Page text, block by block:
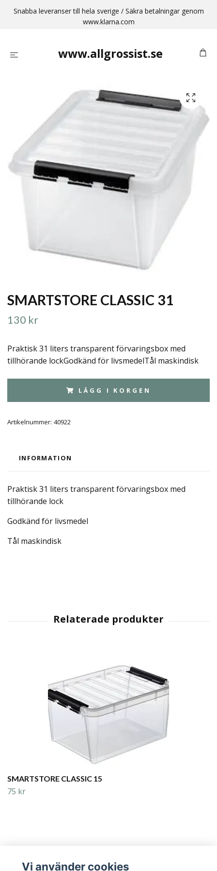
Snabba leveranser till hela sverige / Säkra betalningar genom
www.klarna.com
www.allgrossist.se
SMARTSTORE CLASSIC 31
130 kr
Praktisk 31 liters transparent förvaringsbox med
tillhörande lockGodkänd för livsmedelTål maskindisk
LÄGG I KORGEN
Artikelnummer: 40922
INFORMATION
Praktisk 31 liters transparent förvaringsbox med
tillhörande lock
Godkänd för livsmedel
Tål maskindisk
SMARTSTORE CLASSIC 15
75 kr
Vi använder cookies